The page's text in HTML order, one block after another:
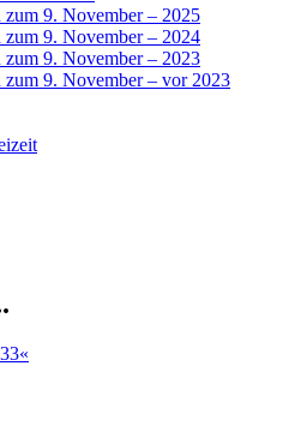
zum 9. November – 2025
zum 9. November – 2024
zum 9. November – 2023
zum 9. November – vor 2023